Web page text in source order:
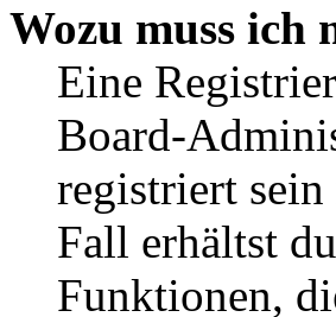
Wozu muss ich
Eine
Board-
registriert
Fall erhältst
Funktionen,